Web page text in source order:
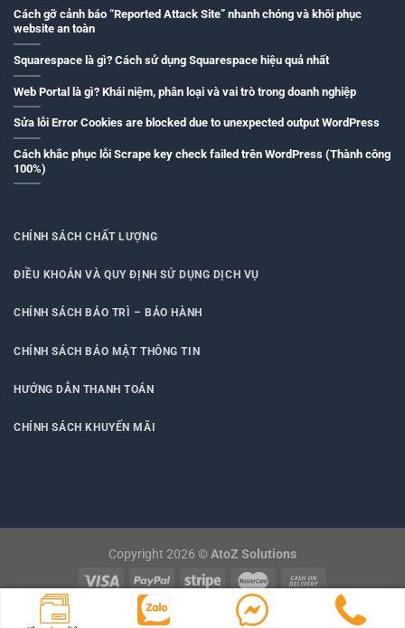
Cách gỡ cảnh báo “Reported Attack Site” nhanh chóng và khôi phục
website an toàn
Squarespace là gì? Cách sử dụng Squarespace hiệu quả nhất
Web Portal là gì? Khái niệm, phân loại và vai trò trong doanh nghiệp
Sửa lỗi Error Cookies are blocked due to unexpected output WordPress
Cách khắc phục lỗi Scrape key check failed trên WordPress (Thành công
100%)
CHÍNH SÁCH CHẤT LƯỢNG
ĐIỀU KHOẢN VÀ QUY ĐỊNH SỬ DỤNG DỊCH VỤ
CHÍNH SÁCH BẢO TRÌ – BẢO HÀNH
CHÍNH SÁCH BẢO MẬT THÔNG TIN
HƯỚNG DẪN THANH TOÁN
CHÍNH SÁCH KHUYẾN MÃI
Copyright 2026 © AtoZ Solutions
BLOG LIÊN HỆ